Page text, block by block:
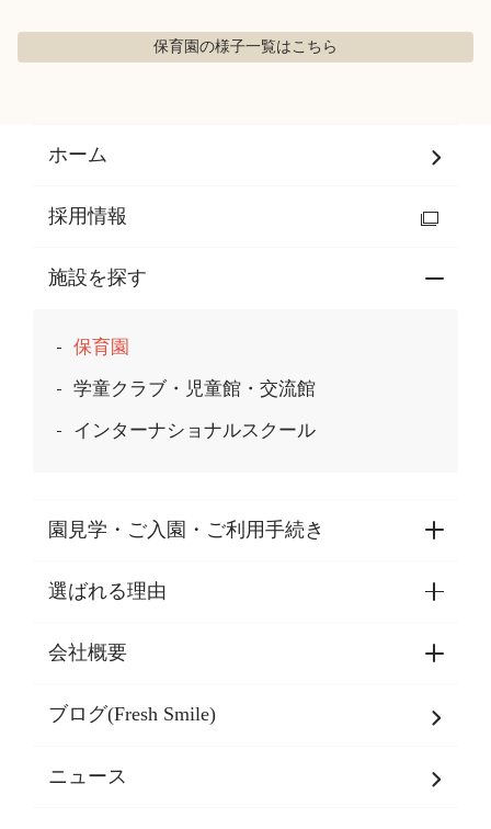
保育園の様子一覧はこちら
ホーム
採用情報
施設を探す
保育園
学童クラブ・児童館・交流館
インターナショナルスクール
園見学・ご入園・ご利用手続き
園見学・ご入園・ご利用手続き
東京都認証保育所空き状況
選ばれる理由
選ばれる理由一覧
乳児期・幼児期・
会社概要
会社概要
ブログ(Fresh Smile)
ニュース